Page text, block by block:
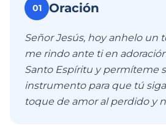
01 Oración
Señor Jesús, hoy anhelo un
me rindo ante ti en
Santo Espíritu y permíteme
instrumento para que tú
toque de amor al perdido y